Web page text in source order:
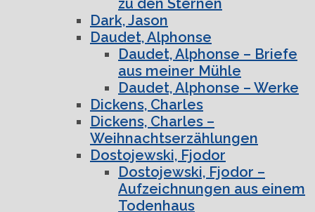
zu den Sternen
Dark, Jason
Daudet, Alphonse
Daudet, Alphonse – Briefe
aus meiner Mühle
Daudet, Alphonse – Werke
Dickens, Charles
Dickens, Charles –
Weihnachtserzählungen
Dostojewski, Fjodor
Dostojewski, Fjodor –
Aufzeichnungen aus einem
Todenhaus